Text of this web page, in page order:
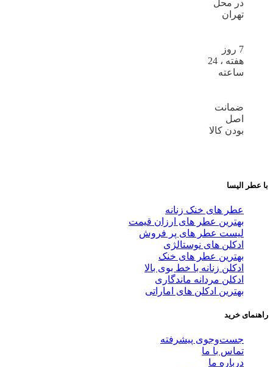
در محل
تهران
7 روز
هفته ، 24
ساعته
ضمانت
اصل
بودن کالا
با عطر الیسا
عطر های خنک زنانه
بهترین عطر های ارزان قیمت
لیست عطر های پر فروش
ادکلن های نوستالژی
بهترین عطر های خنک
ادکلن زنانه با خط بوی بالا
ادکلن مردانه ماندگاری
بهترین ادکلن های اماراتی
راهنمای خرید
جست‌وجوی پیشرفته
تماس با ما
درباره ما